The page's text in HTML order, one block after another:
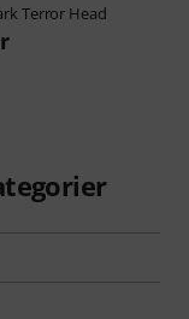
Terror Head